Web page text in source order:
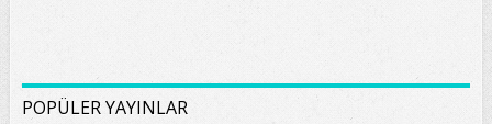
POPÜLER YAYINLAR